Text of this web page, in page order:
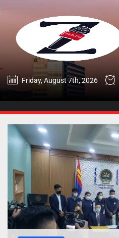
content
zereg.mn
Friday, August 7th, 2026